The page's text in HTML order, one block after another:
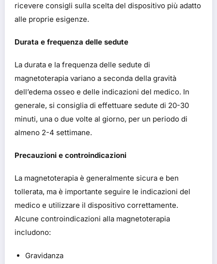
ricevere consigli sulla scelta del dispositivo più adatto
alle proprie esigenze.
Durata e frequenza delle sedute
La durata e la frequenza delle sedute di
magnetoterapia variano a seconda della gravità
dell’edema osseo e delle indicazioni del medico. In
generale, si consiglia di effettuare sedute di 20-30
minuti, una o due volte al giorno, per un periodo di
almeno 2-4 settimane.
Precauzioni e controindicazioni
La magnetoterapia è generalmente sicura e ben
tollerata, ma è importante seguire le indicazioni del
medico e utilizzare il dispositivo correttamente.
Alcune controindicazioni alla magnetoterapia
includono:
Gravidanza